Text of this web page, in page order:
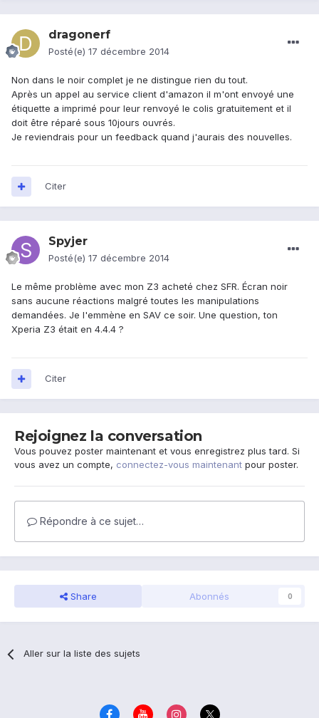
dragonerf
Posté(e) 17 décembre 2014
Non dans le noir complet je ne distingue rien du tout.
Après un appel au service client d'amazon il m'ont envoyé une
étiquette a imprimé pour leur renvoyé le colis gratuitement et il
doit être réparé sous 10jours ouvrés.
Je reviendrais pour un feedback quand j'aurais des nouvelles.
Citer
Spyjer
Posté(e) 17 décembre 2014
Le même problème avec mon Z3 acheté chez SFR. Écran noir
sans aucune réactions malgré toutes les manipulations
demandées. Je l'emmène en SAV ce soir. Une question, ton
Xperia Z3 était en 4.4.4 ?
Citer
Rejoignez la conversation
Vous pouvez poster maintenant et vous enregistrez plus tard. Si
vous avez un compte, connectez-vous maintenant pour poster.
Répondre à ce sujet…
Share Abonnés 0
Aller sur la liste des sujets